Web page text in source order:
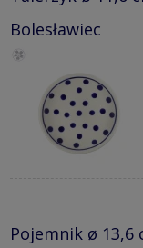
Bolesławiec
Pojemnik ø 13,6